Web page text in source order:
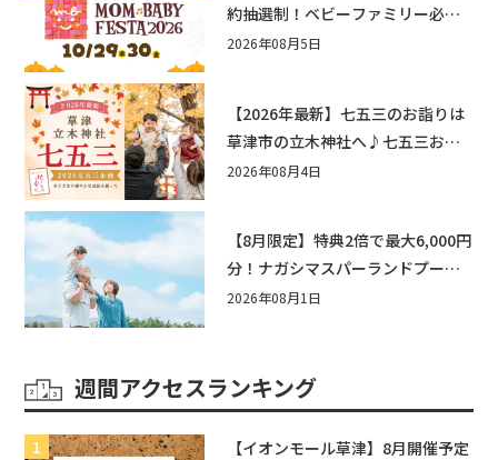
約抽選制！ベビーファミリー必見
☆入場無料☆10/29(木)30(金)ママ
2026年08月5日
【2026年最新】七五三のお詣りは
草津市の立木神社へ♪七五三お祝
い企画をご紹介！
2026年08月4日
【8月限定】特典2倍で最大6,000円
分！ナガシマスパーランドプール
券や人気パスタ券も当たる☆夏休
2026年08月1日
週間アクセスランキング
【イオンモール草津】8月開催予定